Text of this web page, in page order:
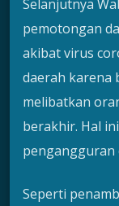
Selanjutnya
pemotongan
akibat virus
daerah karena
melibatkan
berakhir. Hal
pengangguran
Seperti